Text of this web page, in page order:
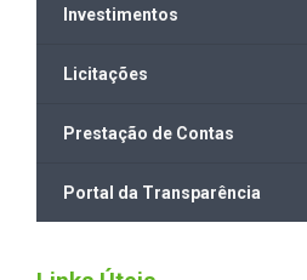
Investimentos
Licitações
Prestação de Contas
Portal da Transparência